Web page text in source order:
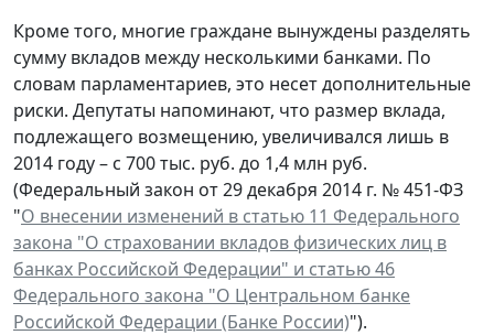
Кроме того, многие граждане вынуждены разделять
сумму вкладов между несколькими банками. По
словам парламентариев, это несет дополнительные
риски. Депутаты напоминают, что размер вклада,
подлежащего возмещению, увеличивался лишь в
2014 году – с 700 тыс. руб. до 1,4 млн руб.
(Федеральный закон от 29 декабря 2014 г. № 451-ФЗ
"О внесении изменений в статью 11 Федерального
закона "О страховании вкладов физических лиц в
банках Российской Федерации" и статью 46
Федерального закона "О Центральном банке
Российской Федерации (Банке России)").